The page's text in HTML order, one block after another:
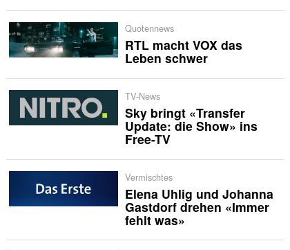
Quotennews
RTL macht VOX das
Leben schwer
TV-News
Sky bringt «Transfer
Update: die Show» ins
Free-TV
Vermischtes
Elena Uhlig und Johanna
Gastdorf drehen «Immer
fehlt was»